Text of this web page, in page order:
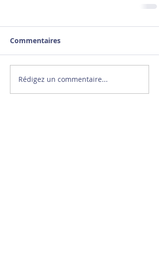
Commentaires
Rédigez un commentaire...